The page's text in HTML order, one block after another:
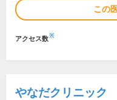
この
アクセス数※
やなだクリニック